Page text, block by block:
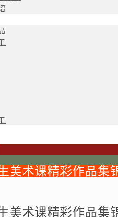
美术课精彩作品集
美术课精彩作品集